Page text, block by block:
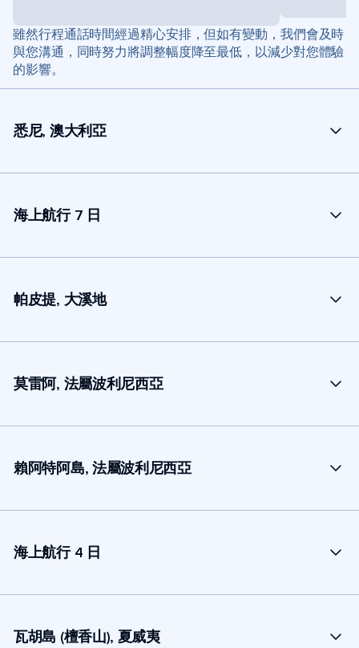
雖然行程通話時間經過精心安排，但如有變動，我們會及時
與您溝通，同時努力將調整幅度降至最低，以減少對您體驗
的影響。
悉尼, 澳大利亞
海上航行 7 日
帕皮提, 大溪地
莫雷阿, 法屬波利尼西亞
賴阿特阿島, 法屬波利尼西亞
海上航行 4 日
瓦胡島 (檀香山), 夏威夷